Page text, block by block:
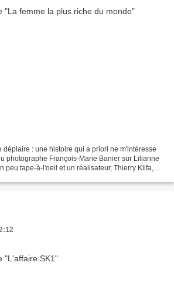
déplaire : une histoire qui a priori ne m'intéresse
photographe François-Marie Banier sur Lilianne
peu tape-à-l'oeil et un réalisateur, Thierry Klifa,